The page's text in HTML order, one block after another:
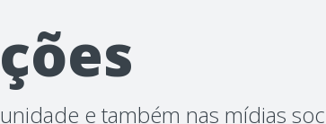
e também nas mídias